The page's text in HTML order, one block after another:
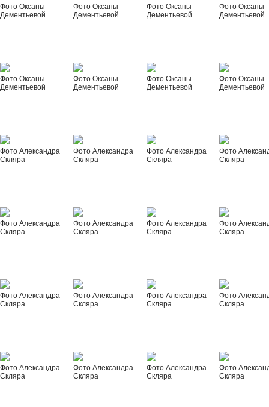
Фото Оксаны
Дементьевой
Фото Оксаны
Дементьевой
Фото Оксаны
Дементьевой
Фото Оксаны
Дементьевой
Фото Оксаны
Дементьевой
Фото Оксаны
Дементьевой
Фото Оксаны
Дементьевой
Фото Оксаны
Дементьевой
Фото Александра
Скляра
Фото Александра
Скляра
Фото Александра
Скляра
Фото
Скляра
Фото Александра
Скляра
Фото Александра
Скляра
Фото Александра
Скляра
Фото
Скляра
Фото Александра
Скляра
Фото Александра
Скляра
Фото Александра
Скляра
Фото
Скляра
Фото Александра
Скляра
Фото Александра
Скляра
Фото Александра
Скляра
Фото
Скляра